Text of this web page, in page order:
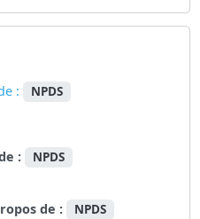
: NPDS
: NPDS
de :
NPDS